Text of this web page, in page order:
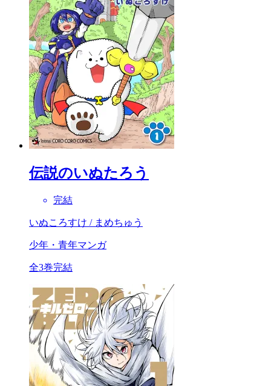
伝説のいぬたろう
完結
いぬころすけ / まめちゅう
少年・青年マンガ
全3巻完結